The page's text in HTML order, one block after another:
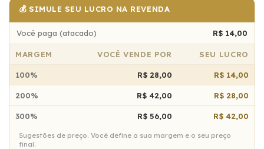
💰 SIMULE SEU LUCRO NA REVENDA
Você paga (atacado) R$ 14,00
MARGEM VOCÊ VENDE POR SEU LUCRO
100% R$ 28,00 R$ 14,00
200% R$ 42,00 R$ 28,00
300% R$ 56,00 R$ 42,00
Sugestões de preço. Você define a sua margem e o seu preço
final.